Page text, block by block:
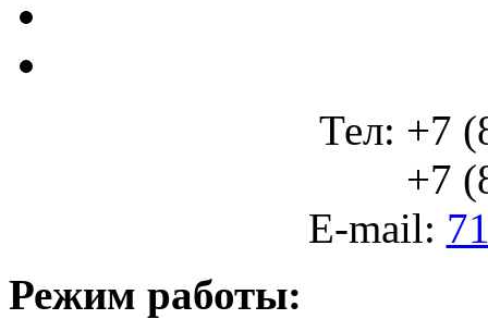
Тел: +7
+7
E-mail:
Режим работы: